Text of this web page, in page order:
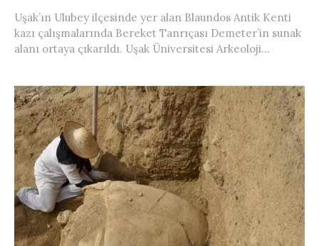
Uşak’ın Ulubey ilçesinde yer alan Blaundos Antik Kenti
kazı çalışmalarında Bereket Tanrıçası Demeter’in sunak
alanı ortaya çıkarıldı. Uşak Üniversitesi Arkeoloji...